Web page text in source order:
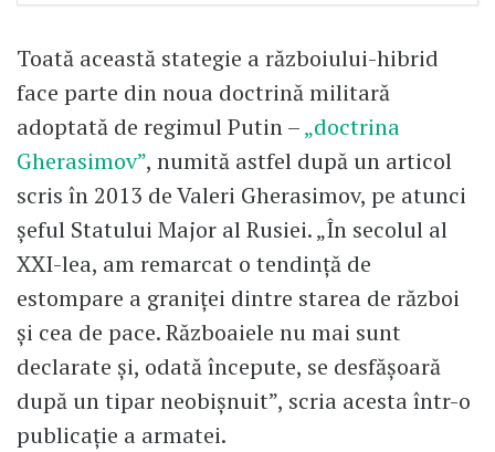
Toată această stategie a războiului-hibrid
face parte din noua doctrină militară
adoptată de regimul Putin –„doctrina
Gherasimov”, numită astfel după un articol
scris în 2013 de Valeri Gherasimov, pe atunci
şeful Statului Major al Rusiei. „În secolul al
XXI-lea, am remarcat o tendință de
estompare a graniței dintre starea de război
și cea de pace. Războaiele nu mai sunt
declarate și, odată începute, se desfășoară
după un tipar neobișnuit”, scria acesta într-o
publicație a armatei.